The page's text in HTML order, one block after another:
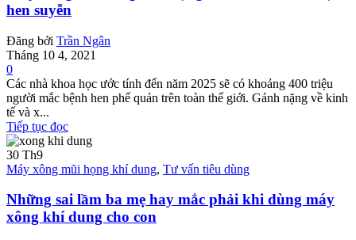
hen suyễn
Đăng bởi Trần Ngân
Tháng 10 4, 2021
0
Các nhà khoa học ước tính đến năm 2025 sẽ có khoảng 400 triệu
người mắc bệnh hen phế quản trên toàn thế giới. Gánh nặng về kinh
tế và x...
Tiếp tục đọc
30 Th9
Máy xông mũi họng khí dung, Tư vấn tiêu dùng
Những sai lầm ba mẹ hay mắc phải khi dùng máy
xông khí dung cho con